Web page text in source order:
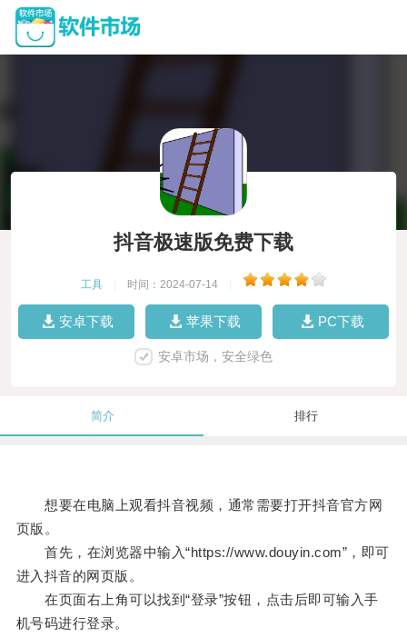
抖音极速版免费下载
工具 时间：2024-07-14
安卓下载 苹果下载 PC下载
安卓市场，安全绿色
简介 排行
想要在电脑上观看抖音视频，通常需要打开抖音官方网
页版。
首先，在浏览器中输入“https://www.douyin.com”，即可
进入抖音的网页版。
在页面右上角可以找到“登录”按钮，点击后即可输入手
机号码进行登录。